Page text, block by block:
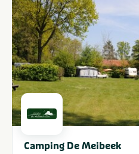
Camping De Meibeek